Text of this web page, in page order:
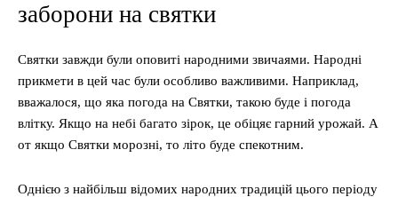
заборони на святки
Святки завжди були оповиті народними звичаями. Народні
прикмети в цей час були особливо важливими. Наприклад,
вважалося, що яка погода на Святки, такою буде і погода
влітку. Якщо на небі багато зірок, це обіцяє гарний урожай. А
от якщо Святки морозні, то літо буде спекотним.
Однією з найбільш відомих народних традицій цього періоду